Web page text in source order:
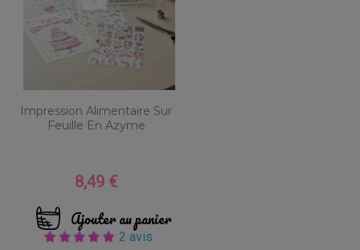
Impression Alimentaire Sur
Feuille En Azyme
Prix
8,49 €
Ajouter au panier
2 avis